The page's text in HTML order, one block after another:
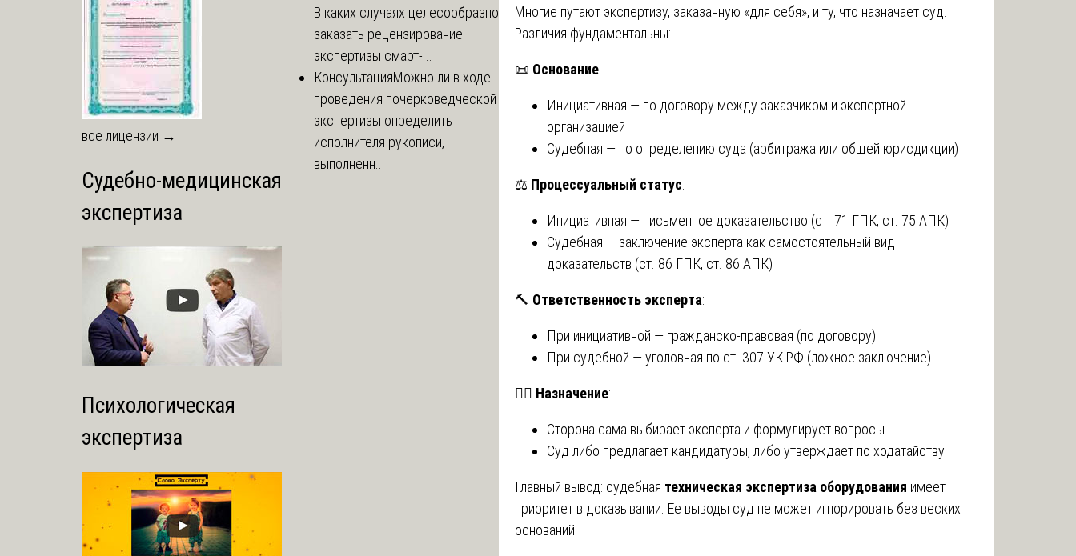
Многие путают экспертизу, заказанную «для себя», и ту, что назначает суд.
Различия фундаментальны:
📜 Основание:
Инициативная — по договору между заказчиком и экспертной
организацией
Судебная — по определению суда (арбитража или общей юрисдикции)
⚖️ Процессуальный статус:
Инициативная — письменное доказательство (ст. 71 ГПК, ст. 75 АПК)
Судебная — заключение эксперта как самостоятельный вид
доказательств (ст. 86 ГПК, ст. 86 АПК)
🔨 Ответственность эксперта:
При инициативной — гражданско-правовая (по договору)
При судебной — уголовная по ст. 307 УК РФ (ложное заключение)
👨‍⚖️ Назначение:
Сторона сама выбирает эксперта и формулирует вопросы
Суд либо предлагает кандидатуры, либо утверждает по ходатайству
Главный вывод: судебная техническая экспертиза оборудования имеет
приоритет в доказывании. Ее выводы суд не может игнорировать без веских
оснований.
все лицензии →
Судебно-медицинская
экспертиза
Психологическая
экспертиза
В каких случаях целесообразно
заказать рецензирование
экспертизы смарт-...
КонсультацияМожно ли в ходе
проведения почерковедческой
экспертизы определить
исполнителя рукописи,
выполненн...